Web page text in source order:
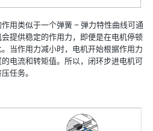
用类似于一个弹簧 – 弹力特性曲线可通
提供稳定的作用力，即便是在电机停顿
当作用力减小时，电机开始根据作用力
电流和转矩值。所以，闭环步进电机可
任务。